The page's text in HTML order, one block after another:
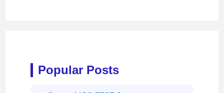
Popular Posts